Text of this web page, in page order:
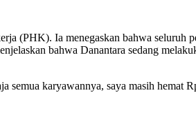
(PHK). Ia menegaskan bahwa seluruh
bahwa Danantara sedang
semua karyawannya, saya masih hemat